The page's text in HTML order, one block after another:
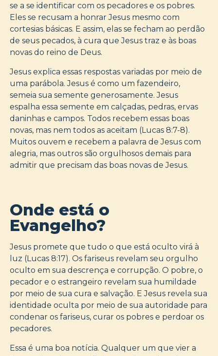
se a se identificar com os pecadores e os pobres.
Eles se recusam a honrar Jesus mesmo com
cortesias básicas. E assim, elas se fecham ao perdão
de seus pecados, à cura que Jesus traz e às boas
novas do reino de Deus.
Jesus explica essas respostas variadas por meio de
uma parábola. Jesus é como um fazendeiro,
semeia sua semente generosamente. Jesus
espalha essa semente em calçadas, pedras, ervas
daninhas e campos. Todos recebem essas boas
novas, mas nem todos as aceitam (Lucas 8:7-8).
Muitos ouvem e recebem a palavra de Jesus com
alegria, mas outros são orgulhosos demais para
admitir que precisam das boas novas de Jesus.
Onde está o
Evangelho?
Jesus promete que tudo o que está oculto virá à
luz (Lucas 8:17). Os fariseus revelam seu orgulho
oculto em sua descrença e corrupção. O pobre, o
pecador e o estrangeiro revelam sua humildade
por meio de sua cura e salvação. E Jesus revela sua
identidade oculta por meio de sua autoridade para
condenar os fariseus, curar os pobres e perdoar os
pecadores.
Essa é uma boa notícia. Qualquer um que vier a